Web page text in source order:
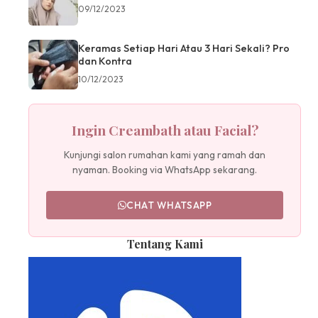
09/12/2023
Keramas Setiap Hari Atau 3 Hari Sekali? Pro
dan Kontra
10/12/2023
Ingin Creambath atau Facial?
Kunjungi salon rumahan kami yang ramah dan
nyaman. Booking via WhatsApp sekarang.
CHAT WHATSAPP
Tentang Kami